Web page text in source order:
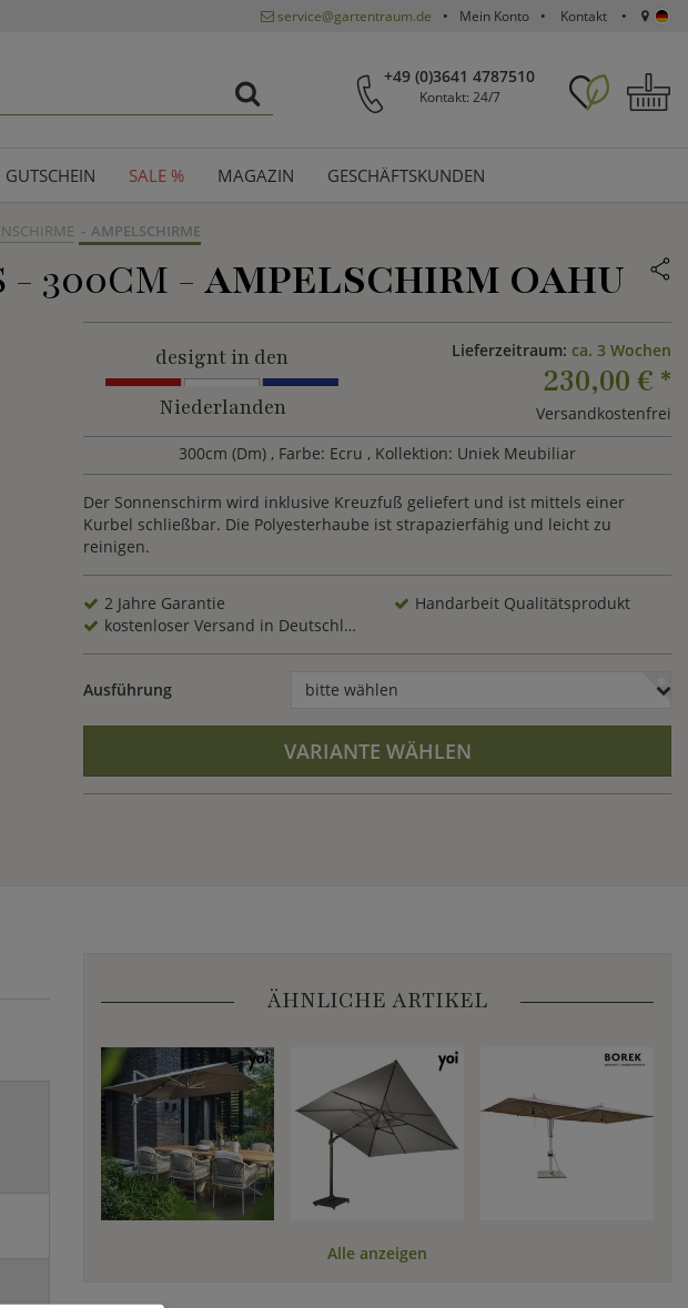
service@gartentraum.de Mein Konto Kontakt
+49 (0)3641 4787510
Kontakt: 24/7
GUTSCHEIN SALE % MAGAZIN GESCHÄFTSKUNDEN
AMPELSCHIRME
- 300CM - AMPELSCHIRM OAHU
designt in den
Niederlanden
Lieferzeitraum: ca. 3 Wochen
230,00 € *
Versandkostenfrei
300cm (Dm) , Farbe: Ecru , Kollektion: Uniek Meubiliar
Der Sonnenschirm wird inklusive Kreuzfuß geliefert und ist mittels einer
Kurbel schließbar. Die Polyesterhaube ist strapazierfähig und leicht zu
reinigen.
2 Jahre Garantie
Handarbeit Qualitätsprodukt
kostenloser Versand in Deutschland
Ausführung bitte wählen
VARIANTE WÄHLEN
ÄHNLICHE ARTIKEL
Alle anzeigen